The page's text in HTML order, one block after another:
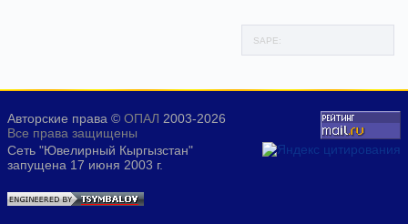
SAPE:
Авторские права © ОПАЛ 2003-2026
Все права защищены
Сеть "Ювелирный Кыргызстан"
запущена 17 июня 2003 г.